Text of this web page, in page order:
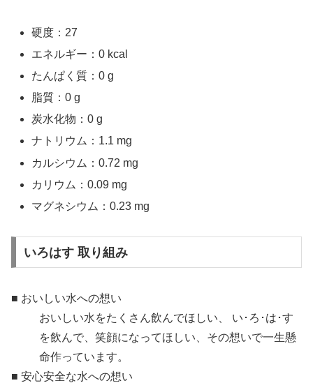
硬度：27
エネルギー：0 kcal
たんぱく質：0 g
脂質：0 g
炭水化物：0 g
ナトリウム：1.1 mg
カルシウム：0.72 mg
カリウム：0.09 mg
マグネシウム：0.23 mg
いろはす 取り組み
■ おいしい水への想い
おいしい水をたくさん飲んでほしい、 い･ろ･は･す
を飲んで、笑顔になってほしい、その想いで一生懸
命作っています。
■ 安心安全な水への想い